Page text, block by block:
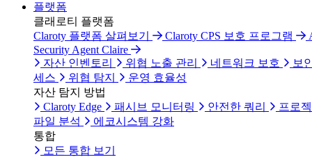
플랫폼
클래로티 플랫폼
Claroty 플랫폼 살펴보기
Claroty CPS 보호 프로그램
Security Agent Claire
자산 인벤토리
위협 노출 관리 네트워크 보호
보
세스
위협 탐지
운영 효율성
자산 탐지 방법
Claroty Edge
패시브 모니터링 안전한 쿼리
프로
파일 분석
에코시스템 강화
통합
모든 통합 보기